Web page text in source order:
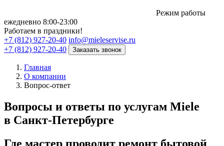
Режим работы
eжедневно 8:00-23:00
Работаем в праздники!
+7 (812) 927-20-40 info@mieleservise.ru
+7 (812) 927-20-40
Заказать звонок
Главная
О компании
Вопрос-ответ
Вопросы и ответы по услугам Miele
в Санкт-Петербурге